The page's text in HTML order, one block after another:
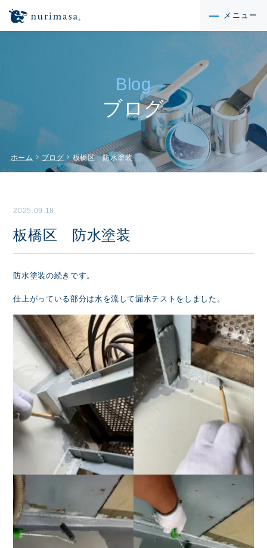
メニュー
Blog
ブログ
ホーム chevron_right ブログ chevron_right板橋区 防水塗装
2025.09.18
板橋区 防水塗装
防水塗装の続きです。
仕上がっている部分は水を流して漏水テストをしました。